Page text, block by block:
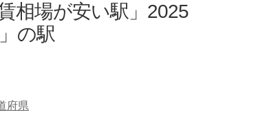
相場が安い駅」2025
の駅
府県